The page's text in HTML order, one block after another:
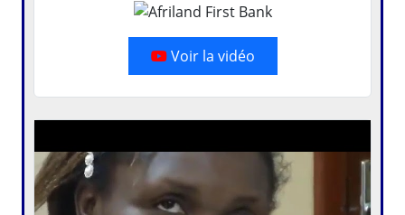
Voir la vidéo